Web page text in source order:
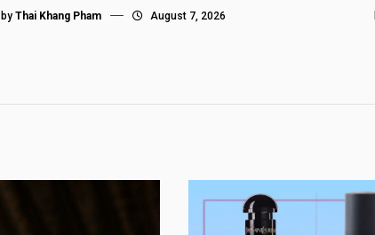
Dupe”?
by Thai Khang Pham August 7, 2026